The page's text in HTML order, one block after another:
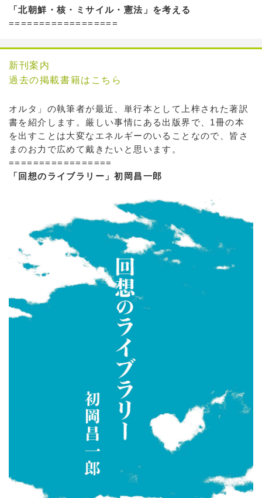
「北朝鮮・核・ミサイル・憲法」を考える
==================
新刊案内
過去の掲載書籍はこちら
オルタ」の執筆者が最近、単行本として上梓された著訳
書を紹介します。厳しい事情にある出版界で、1冊の本
を出すことは大変なエネルギーのいることなので、皆さ
まのお力で広めて戴きたいと思います。
=================
「回想のライブラリー」初岡昌一郎